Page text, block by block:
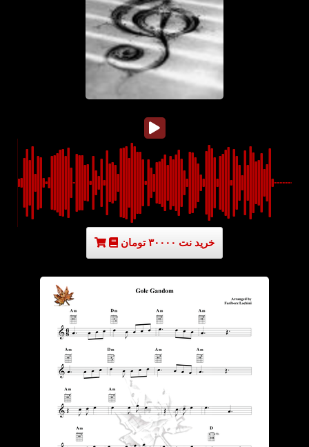
خرید نت ۳۰۰۰۰ تومان